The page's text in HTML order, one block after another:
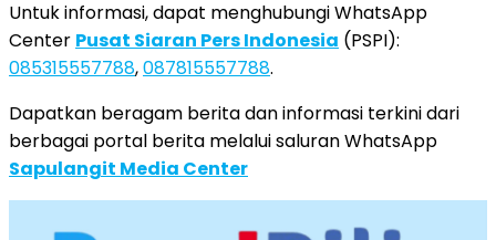
Untuk informasi, dapat menghubungi WhatsApp
Center Pusat Siaran Pers Indonesia (PSPI):
085315557788,087815557788.
Dapatkan beragam berita dan informasi terkini dari
berbagai portal berita melalui saluran WhatsApp
Sapulangit Media Center